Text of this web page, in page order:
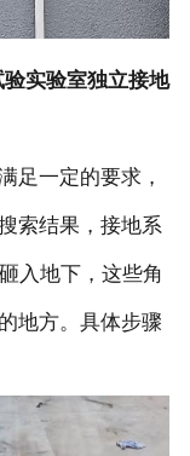
实验室独立接地
足一定的要求，
索结果，接地系
入地下，这些角
地方。具体步骤